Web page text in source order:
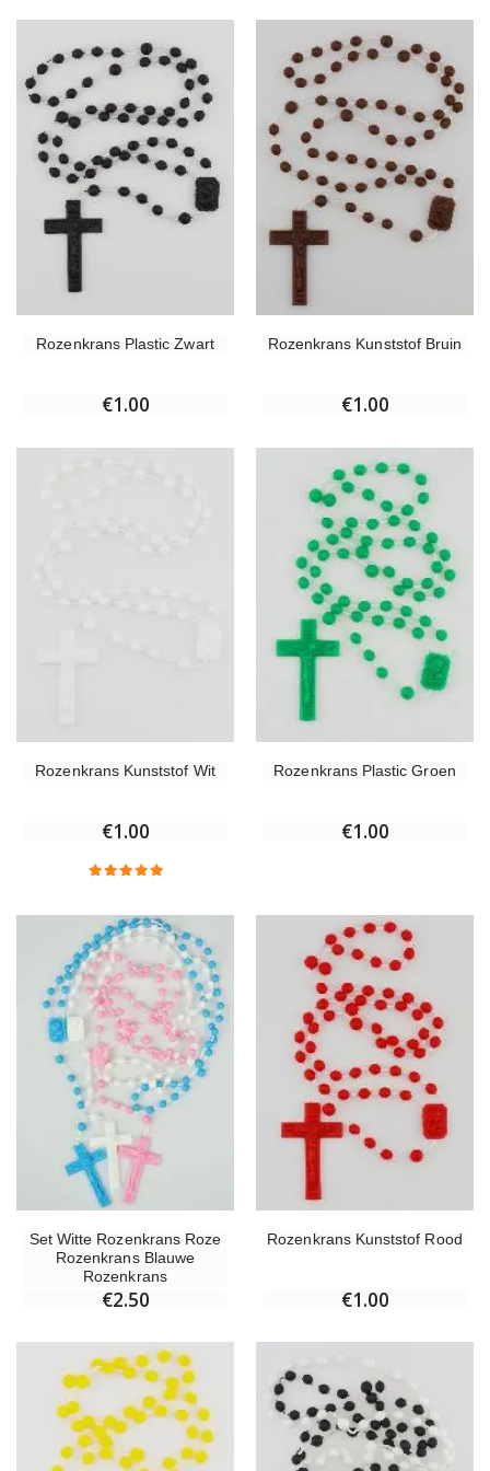
Rozenkrans Plastic Zwart
€1.00
Rozenkrans Kunststof Bruin
€1.00
Rozenkrans Kunststof Wit
€1.00
Rozenkrans Plastic Groen
€1.00
Set Witte Rozenkrans Roze
Rozenkrans Blauwe
Rozenkrans
€2.50
Rozenkrans Kunststof Rood
€1.00